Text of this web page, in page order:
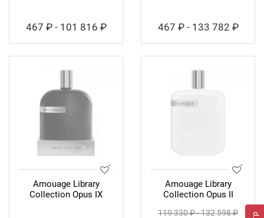
467 ₽ - 101 816 ₽ 467 ₽ - 133 782 ₽
Amouage Library
Collection Opus IX
Amouage Library
Collection Opus II
119 330 ₽ - 132 598 ₽